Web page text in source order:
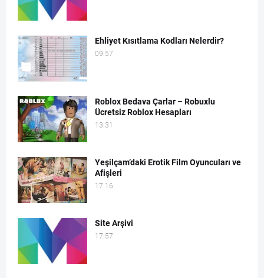
Ehliyet Kısıtlama Kodları Nelerdir?
09:57
Roblox Bedava Çarlar – Robuxlu
Ücretsiz Roblox Hesapları
13:31
Yeşilçam’daki Erotik Film Oyuncuları ve
Afişleri
17:16
Site Arşivi
17:57